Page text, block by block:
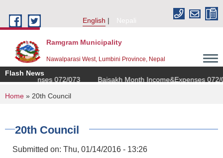
English
Nepali
Ramgram Municipality
Nawalparasi West, Lumbini Province, Nepal
Flash News
072/073
Baisakh Month Income&Expenses 072/
You are here
Home » 20th Council
20th Council
Submitted on: Thu, 01/14/2016 - 13:26